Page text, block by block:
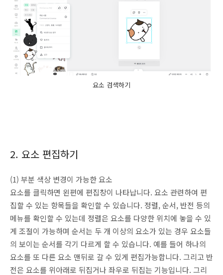
요소 검색하기
2. 요소 편집하기
(1) 부분 색상 변경이 가능한 요소
요소를 클릭하면 왼편에 편집창이 나타납니다. 요소 관련하여 편
집할 수 있는 항목들을 확인할 수 있습니다. 정렬, 순서, 반전 등의
메뉴를 확인할 수 있는데 정렬은 요소를 다양한 위치에 놓을 수 있
게 조절이 가능하며 순서는 두 개 이상의 요소가 있는 경우 요소들
의 보이는 순서를 각기 다르게 할 수 있습니다. 예를 들어 하나의
요소를 또 다른 요소 맨뒤로 갈 수 있게 편집가능합니다. 그리고 반
전은 요소를 위아래로 뒤집거나 좌우로 뒤집는 기능입니다. 그리